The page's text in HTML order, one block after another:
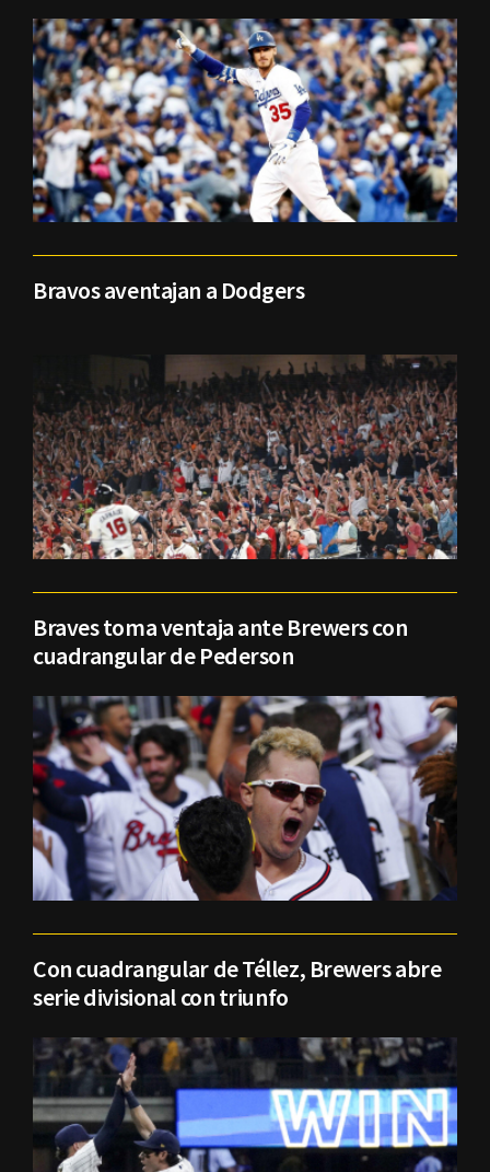
Bravos aventajan a Dodgers
Braves toma ventaja ante Brewers con
cuadrangular de Pederson
Con cuadrangular de Téllez, Brewers abre
serie divisional con triunfo